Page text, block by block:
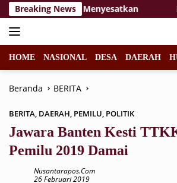
Langsung
ke
konten
Breaking News
Narasi Menyesatkan
HOME NASIONAL DESA DAERAH
Beranda BERITA
BERITA, DAERAH, PEMILU, POLITIK
Jawara Banten Kesti
Pemilu 2019 Damai
Nusantarapos.com
26 Februari 2019